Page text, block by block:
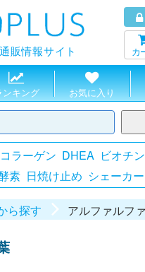
SUPPLUS
販情報サイト カ
ンキング お気に入り
コラーゲン DHEA ビオチン
素 日焼け止め シェーカー
ら探す アルファルフ